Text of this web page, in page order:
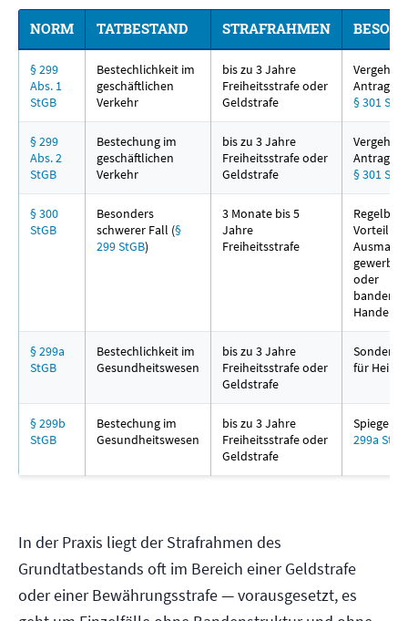
NORM TATBESTAND STRAFRAHMEN
§ 299
Abs. 1
StGB
Bestechlichkeit im
geschäftlichen
Verkehr
bis zu 3 Jahre
Freiheitsstrafe oder
Geldstrafe
Vergehen,
§ 301
§ 299
Abs. 2
StGB
Bestechung im
geschäftlichen
Verkehr
bis zu 3 Jahre
Freiheitsstrafe oder
Geldstrafe
Vergehen,
§ 301
§ 300
StGB
Besonders
schwerer Fall (§
299 StGB)
3 Monate bis 5
Jahre
Freiheitsstrafe
Vorteil
oder
Handeln
§ 299a
StGB
Bestechlichkeit im
Gesundheitswesen
bis zu 3 Jahre
Freiheitsstrafe oder
Geldstrafe
für
§ 299b
StGB
Bestechung im
Gesundheitswesen
bis zu 3 Jahre
Freiheitsstrafe oder
Geldstrafe
299a StGB
In der Praxis liegt der Strafrahmen des
Grundtatbestands oft im Bereich einer Geldstrafe
oder einer Bewährungsstrafe — vorausgesetzt, es